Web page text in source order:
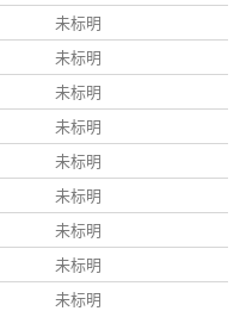
未标明
未标明
未标明
未标明
未标明
未标明
未标明
未标明
未标明